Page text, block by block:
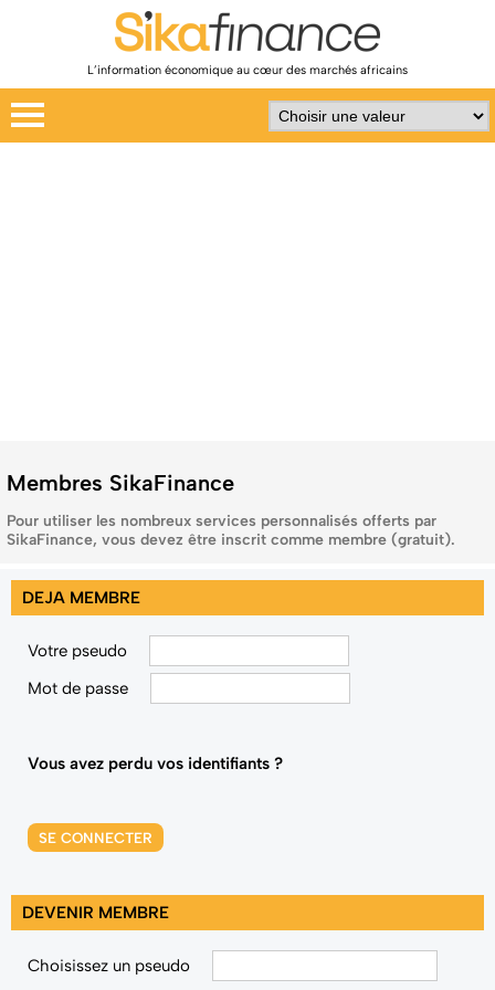
L’information économique au cœur des marchés africains
Membres SikaFinance
Pour utiliser les nombreux services personnalisés offerts par
SikaFinance, vous devez être inscrit comme membre (gratuit).
DEJA MEMBRE
Votre pseudo
Mot de passe
Vous avez perdu vos identifiants ?
SE CONNECTER
DEVENIR MEMBRE
Choisissez un pseudo